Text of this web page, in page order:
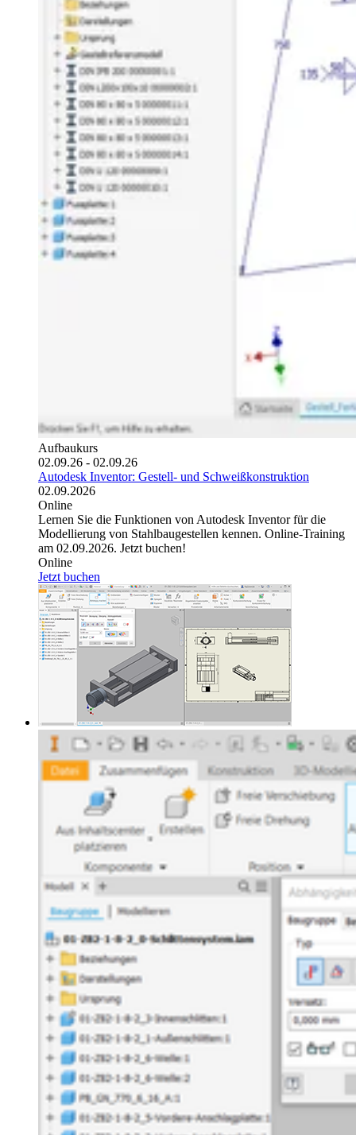
Aufbaukurs
02.09.26 - 02.09.26
Autodesk Inventor: Gestell- und Schweißkonstruktion
02.09.2026
Online
Lernen Sie die Funktionen von Autodesk Inventor für die
Modellierung von Stahlbaugestellen kennen. Online-Training
am 02.09.2026. Jetzt buchen!
Online
Jetzt buchen